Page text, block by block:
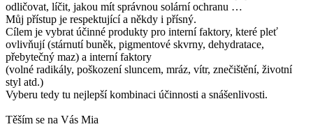
odličovat, líčit, jakou mít správnou solární ochranu …
Můj přístup je respektující a někdy i přísný.
Cílem je vybrat účinné produkty pro interní faktory, které pleť
ovlivňují (stárnutí buněk, pigmentové skvrny, dehydratace,
přebytečný maz) a interní faktory
(volné radikály, poškození sluncem, mráz, vítr, znečištění, životní
styl atd.)
Vyberu tedy tu nejlepší kombinaci účinnosti a snášenlivosti.
Těším se na Vás Mia